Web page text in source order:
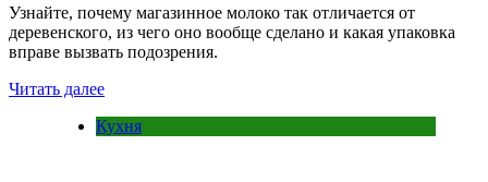
Узнайте, почему магазинное молоко так отличается от
деревенского, из чего оно вообще сделано и какая упаковка
вправе вызвать подозрения.
Читать далее
Кухня